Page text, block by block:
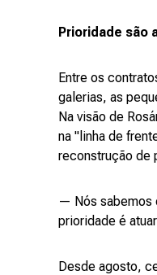
Prioridade são
Entre os
galerias, as
Na visão de
na "linha de
reconstrução de
— Nós sabemos
prioridade é
Desde agosto,